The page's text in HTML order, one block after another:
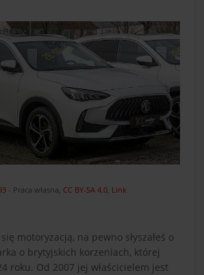
- Praca własna, CC BY-SA 4.0, Link
motoryzacją, na pewno słyszałeś o
o brytyjskich korzeniach, której
roku. Od 2007 jej właścicielem jest